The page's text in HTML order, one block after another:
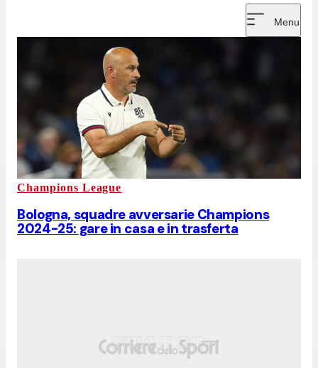
Menu
Champions League
Bologna, squadre avversarie Champions
2024-25: gare in casa e in trasferta